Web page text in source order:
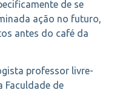
de se
ação no futuro,
antes do café da
professor livre-
Faculdade de